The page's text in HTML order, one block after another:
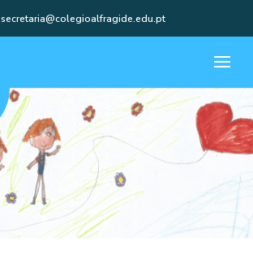
secretaria@colegioalfragide.edu.pt